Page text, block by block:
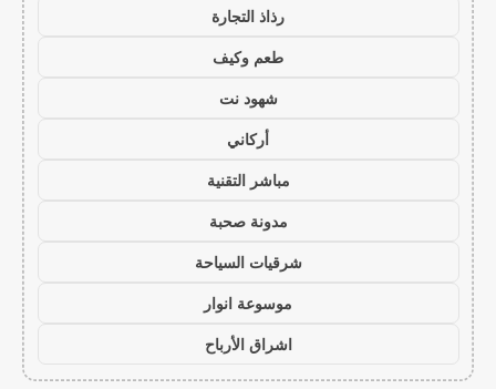
رذاذ التجارة
طعم وكيف
شهود نت
أركاني
مباشر التقنية
مدونة صحبة
شرقيات السياحة
موسوعة انوار
اشراق الأرباح